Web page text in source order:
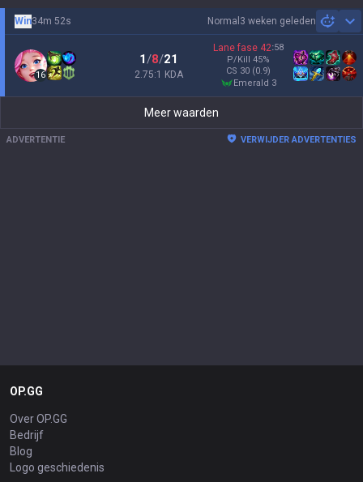
Normal 3 weken geleden
Win34m 52s
16
1/8/21
2.75:1 KDA
Lane fase 42:58
P/Kill 45%
CS 30 (0.9)
emerald 3
Meer waarden
ADVERTENTIE VERWIJDER ADVERTENTIES
OP.GG
Over OP.GG
Bedrijf
Blog
Logo geschiedenis